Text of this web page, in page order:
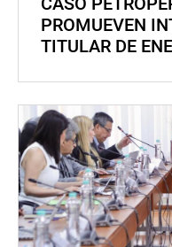
PROMUEVEN
TITULAR DE